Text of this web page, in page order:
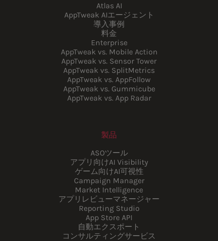
Atlas AI
AppTweak AIエージェント
導入事例
料金
Enterprise
AppTweak vs. Mobile Action
AppTweak vs. Sensor Tower
AppTweak vs. SplitMetrics
AppTweak vs. AppFollow
AppTweak vs. Gummicube
AppTweak vs. App Radar
製品
ASOツール
アプリ向けAI Visibility
ゲーム向けAI可視性
Campaign Manager
Market Intelligence
アプリレビューマネージャー
Reporting Studio
App Store API
自動エクスポート
コンサルティングサービス